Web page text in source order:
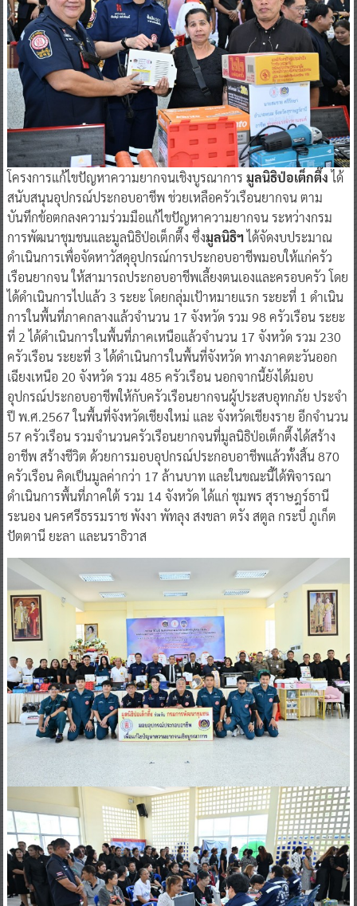
โครงการแก้ไขปัญหาความยากจนเชิงบูรณาการ มูลนิธิป่อเต็กตึ๊งได้
สนับสนุนอุปกรณ์ประกอบอาชีพ ช่วยเหลือครัวเรือนยากจน ตาม
บันทึกข้อตกลงความร่วมมือแก้ไขปัญหาความยากจน ระหว่างกรม
การพัฒนาชุมชนและมูลนิธิป่อเต็กตึ๊ง ซึ่งมูลนิธิฯได้จัดงบประมาณ
ดำเนินการเพื่อจัดหาวัสดุอุปกรณ์การประกอบอาชีพมอบให้แก่ครัว
เรือนยากจน ให้สามารถประกอบอาชีพเลี้ยงตนเองและครอบครัว โดย
ได้ดำเนินการไปแล้ว 3 ระยะ โดยกลุ่มเป้าหมายแรก ระยะที่ 1 ดำเนิน
การในพื้นที่ภาคกลางแล้วจำนวน 17 จังหวัด รวม 98 ครัวเรือน ระยะ
ที่ 2 ได้ดำเนินการในพื้นที่ภาคเหนือแล้วจำนวน 17 จังหวัด รวม 230
ครัวเรือน ระยะที่ 3 ได้ดำเนินการในพื้นที่จังหวัด ทางภาคตะวันออก
เฉียงเหนือ 20 จังหวัด รวม 485 ครัวเรือน นอกจากนี้ยังได้มอบ
อุปกรณ์ประกอบอาชีพให้กับครัวเรือนยากจนผู้ประสบอุทกภัย ประจำ
ปี พ.ศ.2567 ในพื้นที่จังหวัดเชียงใหม่ และ จังหวัดเชียงราย อีกจำนวน
57 ครัวเรือน รวมจำนวนครัวเรือนยากจนที่มูลนิธิป่อเต็กตึ๊งได้สร้าง
อาชีพ สร้างชีวิต ด้วยการมอบอุปกรณ์ประกอบอาชีพแล้วทั้งสิ้น 870
ครัวเรือน คิดเป็นมูลค่ากว่า 17 ล้านบาท และในขณะนี้ได้พิจารณา
ดำเนินการพื้นที่ภาคใต้ รวม 14 จังหวัด ได้แก่ ชุมพร สุราษฎร์ธานี
ระนอง นครศรีธรรมราช พังงา พัทลุง สงขลา ตรัง สตูล กระบี่ ภูเก็ต
ปัตตานี ยะลา และนราธิวาส